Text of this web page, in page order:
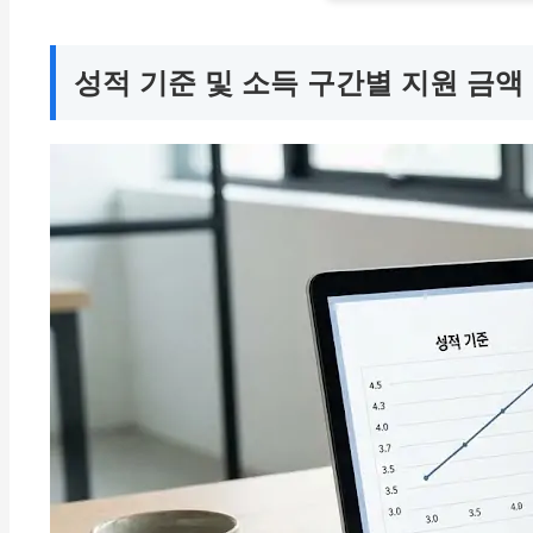
성적 기준 및 소득 구간별 지원 금액